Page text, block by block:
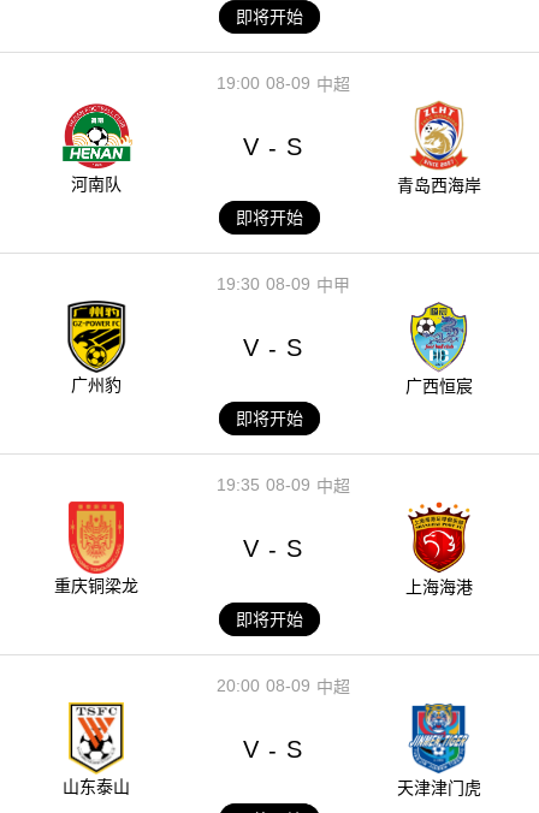
即将开始
08-09
19:00 中超
河南队
V - S
青岛西海岸
即将开始
08-09
19:30 中甲
广州豹
V - S
广西恒宸
即将开始
08-09
19:35 中超
重庆铜梁龙
V - S
上海海港
即将开始
08-09
20:00 中超
山东泰山
V - S
天津津门虎